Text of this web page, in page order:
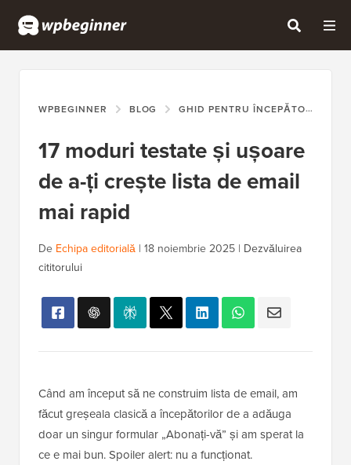
WPBEGINNER BLOG GHID PENTRU ÎNCEPĂTORI
17 moduri testate și ușoare
de a-ți crește lista de email
mai rapid
De Echipa editorială | 18 noiembrie 2025 | Dezvăluirea
cititorului
Când am început să ne construim lista de email, am
făcut greșeala clasică a începătorilor de a adăuga
doar un singur formular „Abonați-vă” și am sperat la
ce e mai bun. Spoiler alert: nu a funcționat.